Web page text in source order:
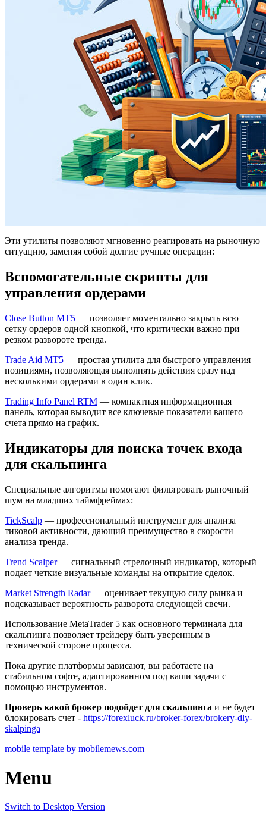
Эти утилиты позволяют мгновенно реагировать на рыночную
ситуацию, заменяя собой долгие ручные операции:
Вспомогательные скрипты для
управления ордерами
Close Button MT5 — позволяет моментально закрыть всю
сетку ордеров одной кнопкой, что критически важно при
резком развороте тренда.
Trade Aid MT5 — простая утилита для быстрого управления
позициями, позволяющая выполнять действия сразу над
несколькими ордерами в один клик.
Trading Info Panel RTM — компактная информационная
панель, которая выводит все ключевые показатели вашего
счета прямо на график.
Индикаторы для поиска точек входа
для скальпинга
Специальные алгоритмы помогают фильтровать рыночный
шум на младших таймфреймах:
TickScalp — профессиональный инструмент для анализа
тиковой активности, дающий преимущество в скорости
анализа тренда.
Trend Scalper— сигнальный стрелочный индикатор, который
подает четкие визуальные команды на открытие сделок.
Market Strength Radar— оценивает текущую силу рынка и
подсказывает вероятность разворота следующей свечи.
Использование MetaTrader 5 как основного терминала для
скальпинга позволяет трейдеру быть уверенным в
технической стороне процесса.
Пока другие платформы зависают, вы работаете на
стабильном софте, адаптированном под ваши задачи с
помощью инструментов.
Проверь какой брокер подойдет для скальпинга и не будет
блокировать счет - https://forexluck.ru/broker-forex/brokery-dly-
skalpinga
mobile template by mobilemews.com
Menu
Switch to Desktop Version